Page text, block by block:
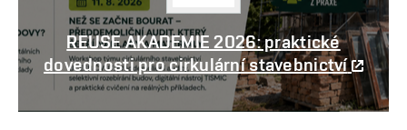
REUSE AKADEMIE 2026: praktické
dovednosti pro cirkulární stavebnictví